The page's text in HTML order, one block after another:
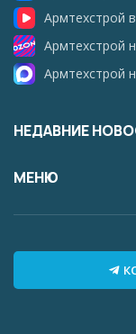
Армтехстрой
Армтехстрой
Армтехстрой
НЕДАВНИЕ
МЕНЮ